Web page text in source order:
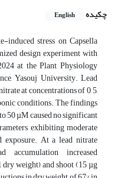
چکیده
English
induced stress on Capsella
design experiment with
at the Plant Physiology
Yasouj University. Lead
at concentrations of 0, 5,
conditions. The findings
50 µM caused no significant
exhibiting moderate
exposure. At a lead nitrate
increased
weight) and shoot (15 µg